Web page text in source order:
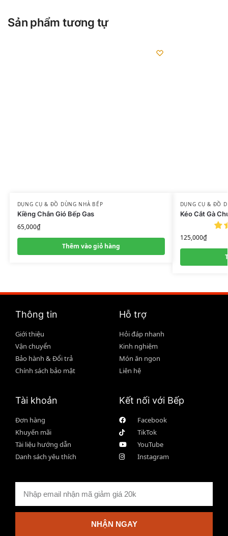
Sản phẩm tương tự
DỤNG CỤ & ĐỒ DÙNG NHÀ BẾP
Kiềng Chắn Gió Bếp Gas
65,000₫
Thêm vào giỏ hàng
DỤNG CỤ & ĐỒ
Kéo Cắt Gà
125,000₫
Thông tin
Giới thiệu
Vận chuyển
Bảo hành & Đổi trả
Chính sách bảo mật
Hỗ trợ
Hỏi đáp nhanh
Kinh nghiệm
Món ăn ngon
Liên hệ
Tài khoản
Đơn hàng
Khuyến mãi
Tài liệu hướng dẫn
Danh sách yêu thích
Kết nối với Bếp
Facebook
TikTok
YouTube
Instagram
NHẬN NGAY